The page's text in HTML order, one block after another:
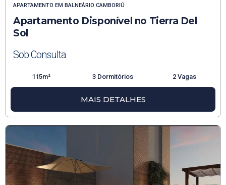
APARTAMENTO EM BALNEÁRIO CAMBORIÚ
Apartamento Disponível no Tierra Del
Sol
Sob Consulta
115m² 3 Dormitórios 2 Vagas
MAIS DETALHES